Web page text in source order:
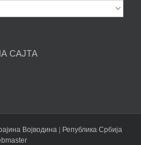
САЈТА
Војводина | Република Србија